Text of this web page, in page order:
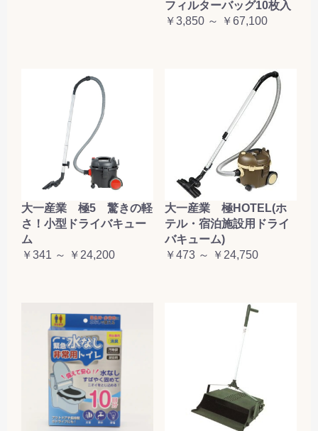
フィルターバッグ10枚入
￥3,850 ～ ￥67,100
大一産業 極5 驚きの軽
さ！小型ドライバキュー
ム
￥341 ～ ￥24,200
大一産業 極HOTEL(ホ
テル・宿泊施設用ドライ
バキューム)
￥473 ～ ￥24,750